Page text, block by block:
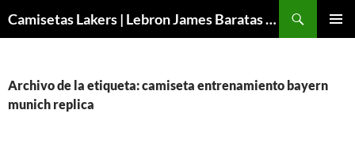
Camisetas Lakers | Lebron James Baratas 2024 – Micamisetanba
Archivo de la etiqueta: camiseta entrenamiento bayern
munich replica